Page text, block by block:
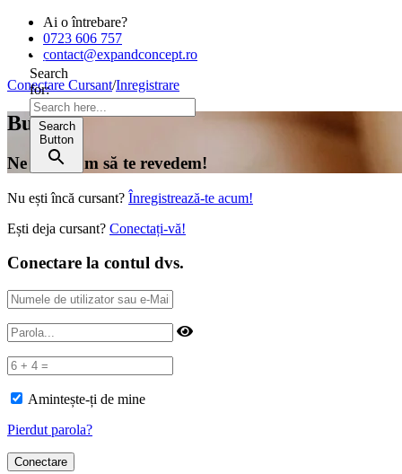
Search
for:
Search
Button
Ai o întrebare?
0723 606 757
contact@expandconcept.ro
Conectare Cursant/Inregistrare
Bună!
Ne bucurăm să te revedem!
Nu ești încă cursant? Înregistrează-te acum!
Ești deja cursant? Conectați-vă!
Conectare la contul dvs.
Amintește-ți de mine
Pierdut parola?